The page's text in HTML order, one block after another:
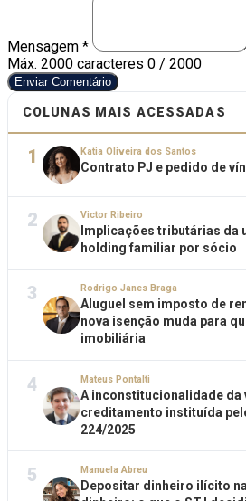
Mensagem *
Máx. 2000 caracteres 0 / 2000
Enviar Comentário
COLUNAS MAIS ACESSADAS
1 Katia Oliveira dos Santos
Contrato PJ e pedido de
2 Victor Ribeiro
Implicações tributárias da
holding familiar por sócio
3 Rodrigo Janes Braga
Aluguel sem imposto de
nova isenção muda para
imobiliária
4 Mateus Pontalti
A inconstitucionalidade da
creditamento instituída
224/2025
5 Manuela Abreu
Depositar dinheiro ilícito